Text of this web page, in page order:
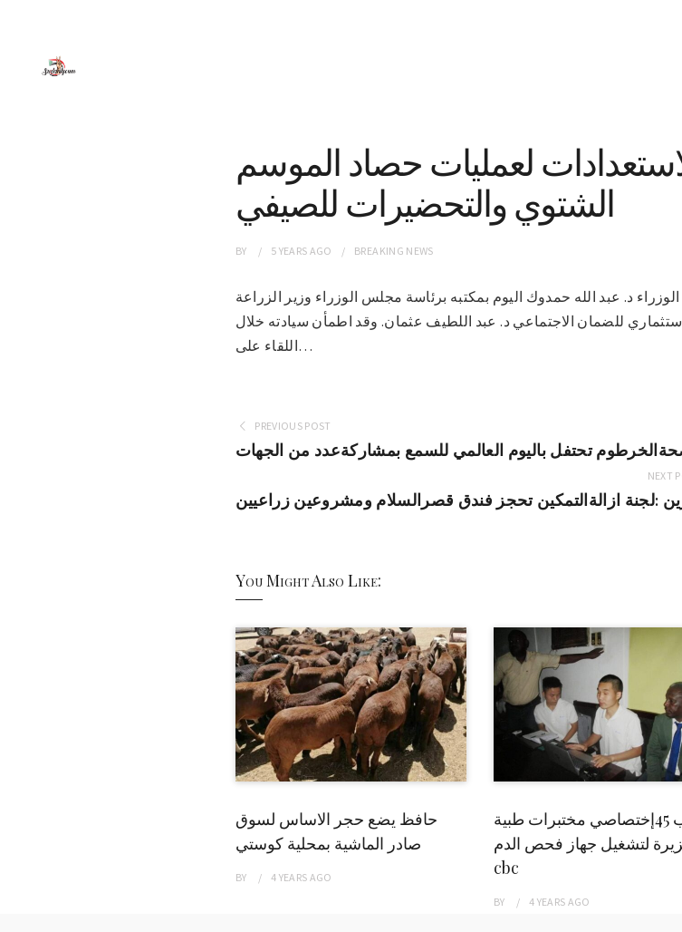
لعمليات حصاد الموسم
الشتوي والتحضيرات للصيفي
BY 5 YEARS AGO BREAKING NEWS
مجلس الوزراء د. عبد الله حمدوك اليوم بمكتبه برئاسة مجلس الوزراء وزير الزراعة
للضمان الاجتماعي د. عبد اللطيف عثمان. وقد اطمأن سيادته خلال
اللقاء على…
PREVIOUS POST
تحتفل باليوم العالمي للسمع بمشاركةعدد من الجهات
NEXT
:لجنة ازالةالتمكين تحجز فندق قصرالسلام ومشروعين زراعيين
You Might Also Like:
حافظ يضع حجر الاساس لسوق
صادر الماشية بمحلية كوستي
BY 4 YEARS AGO
تدريب 45إختصاصي مختبرات طبية
لتشغيل جهاز فحص الدم
cbc
BY 4 YEARS AGO